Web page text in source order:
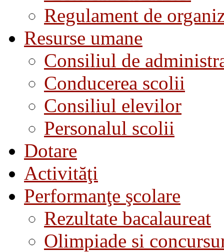
Regulament de
Resurse umane
Consiliul de
Conducerea scolii
Consiliul elevilor
Personalul scolii
Dotare
Activităţi
Performanţe şcolare
Rezultate bacalaureat
Olimpiade si